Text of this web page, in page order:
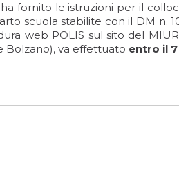
fornito le istruzioni per il
scuola stabilite con il DM n.
web POLIS sul sito del
Bolzano), va effettuato entro il